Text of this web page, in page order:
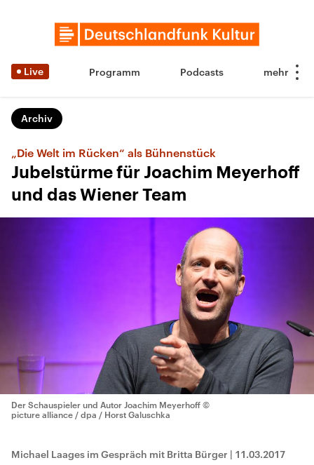
Live Programm Podcasts
Archiv
„Die Welt im Rücken“ als Bühnenstück
Jubelstürme für Joachim Meyerhoff
und das Wiener Team
Der Schauspieler und Autor Joachim Meyerhoff ©
picture alliance / dpa / Horst Galuschka
Michael Laages im Gespräch mit Britta Bürger | 11.03.2017